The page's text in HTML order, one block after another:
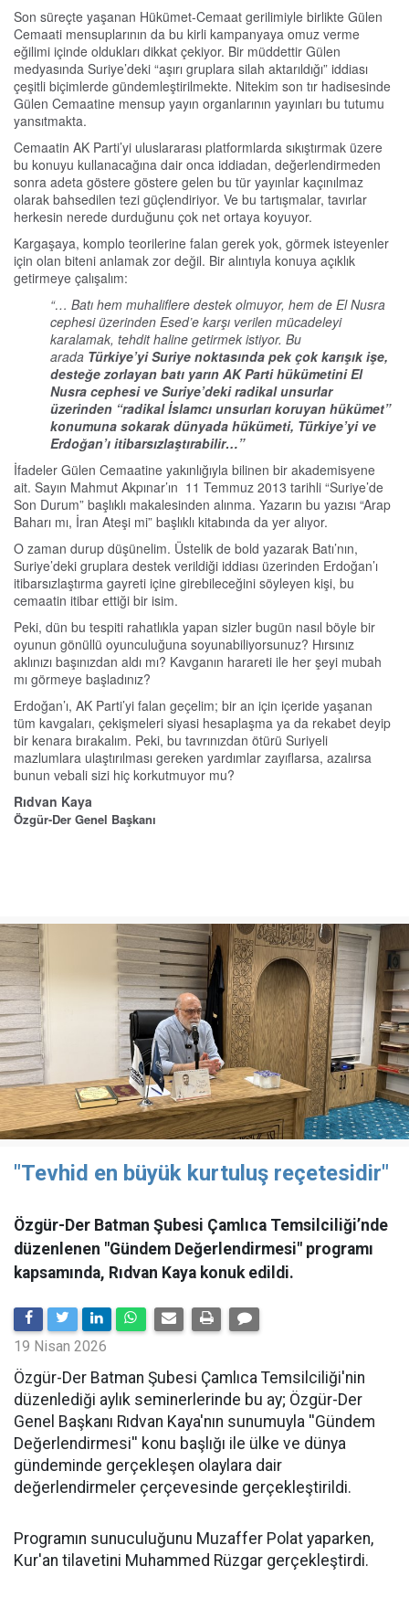
Son süreçte yaşanan Hükümet-Cemaat gerilimiyle birlikte Gülen
Cemaati mensuplarının da bu kirli kampanyaya omuz verme
eğilimi içinde oldukları dikkat çekiyor. Bir müddettir Gülen
medyasında Suriye’deki “aşırı gruplara silah aktarıldığı” iddiası
çeşitli biçimlerde gündemleştirilmekte. Nitekim son tır hadisesinde
Gülen Cemaatine mensup yayın organlarının yayınları bu tutumu
yansıtmakta.
Cemaatin AK Parti’yi uluslararası platformlarda sıkıştırmak üzere
bu konuyu kullanacağına dair onca iddiadan, değerlendirmeden
sonra adeta göstere göstere gelen bu tür yayınlar kaçınılmaz
olarak bahsedilen tezi güçlendiriyor. Ve bu tartışmalar, tavırlar
herkesin nerede durduğunu çok net ortaya koyuyor.
Kargaşaya, komplo teorilerine falan gerek yok, görmek isteyenler
için olan biteni anlamak zor değil. Bir alıntıyla konuya açıklık
getirmeye çalışalım:
“… Batı hem muhaliflere destek olmuyor, hem de El Nusra
cephesi üzerinden Esed’e karşı verilen mücadeleyi
karalamak, tehdit haline getirmek istiyor. Bu
arada Türkiye’yi Suriye noktasında pek çok karışık işe,
desteğe zorlayan batı yarın AK Parti hükümetini El
Nusra cephesi ve Suriye’deki radikal unsurlar
üzerinden “radikal İslamcı unsurları koruyan hükümet”
konumuna sokarak dünyada hükümeti, Türkiye’yi ve
Erdoğan’ı itibarsızlaştırabilir…”
İfadeler Gülen Cemaatine yakınlığıyla bilinen bir akademisyene
ait. Sayın Mahmut Akpınar’ın 11 Temmuz 2013 tarihli “Suriye’de
Son Durum” başlıklı makalesinden alınma. Yazarın bu yazısı “Arap
Baharı mı, İran Ateşi mi” başlıklı kitabında da yer alıyor.
O zaman durup düşünelim. Üstelik de bold yazarak Batı’nın,
Suriye’deki gruplara destek verildiği iddiası üzerinden Erdoğan’ı
itibarsızlaştırma gayreti içine girebileceğini söyleyen kişi, bu
cemaatin itibar ettiği bir isim.
Peki, dün bu tespiti rahatlıkla yapan sizler bugün nasıl böyle bir
oyunun gönüllü oyunculuğuna soyunabiliyorsunuz? Hırsınız
aklınızı başınızdan aldı mı? Kavganın harareti ile her şeyi mubah
mı görmeye başladınız?
Erdoğan’ı, AK Parti’yi falan geçelim; bir an için içeride yaşanan
tüm kavgaları, çekişmeleri siyasi hesaplaşma ya da rekabet deyip
bir kenara bırakalım. Peki, bu tavrınızdan ötürü Suriyeli
mazlumlara ulaştırılması gereken yardımlar zayıflarsa, azalırsa
bunun vebali sizi hiç korkutmuyor mu?
Rıdvan Kaya
Özgür-Der Genel Başkanı
"Tevhid en büyük kurtuluş reçetesidir"
Özgür-Der Batman Şubesi Çamlıca Temsilciliği’nde
düzenlenen "Gündem Değerlendirmesi" programı
kapsamında, Rıdvan Kaya konuk edildi.
19 Nisan 2026
​Özgür-Der Batman Şubesi Çamlıca Temsilciliği'nin
düzenlediği aylık seminerlerinde bu ay; Özgür-Der
Genel Başkanı Rıdvan Kaya'nın sunumuyla ''Gündem
Değerlendirmesi'' konu başlığı ile ülke ve dünya
gündeminde gerçekleşen olaylara dair
değerlendirmeler çerçevesinde gerçekleştirildi.
Programın sunuculuğunu Muzaffer Polat yaparken,
Kur'an tilavetini Muhammed Rüzgar gerçekleştirdi.